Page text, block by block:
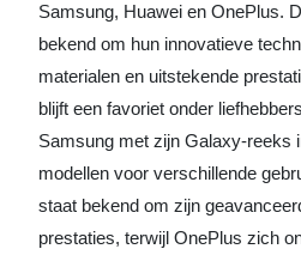
Samsung, Huawei en OnePlus.
bekend om hun innovatieve
materialen en uitstekende
blijft een favoriet onder
Samsung met zijn Galaxy-reeks
modellen voor verschillende
staat bekend om zijn
prestaties, terwijl OnePlus zich